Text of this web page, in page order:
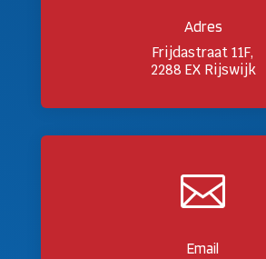
Adres
Frijdastraat 11F,
2288 EX Rijswijk

Email